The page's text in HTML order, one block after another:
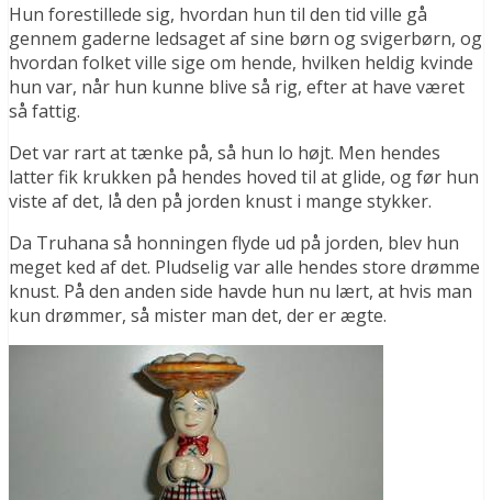
Hun forestillede sig, hvordan hun til den tid ville gå
gennem gaderne ledsaget af sine børn og svigerbørn, og
hvordan folket ville sige om hende, hvilken heldig kvinde
hun var, når hun kunne blive så rig, efter at have været
så fattig.
Det var rart at tænke på, så hun lo højt. Men hendes
latter fik krukken på hendes hoved til at glide, og før hun
viste af det, lå den på jorden knust i mange stykker.
Da Truhana så honningen flyde ud på jorden, blev hun
meget ked af det. Pludselig var alle hendes store drømme
knust. På den anden side havde hun nu lært, at hvis man
kun drømmer, så mister man det, der er ægte.